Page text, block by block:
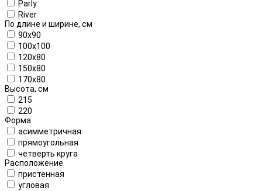
Parly
River
По длине и ширине, см
90x90
100x100
120x80
150x80
170x80
Высота, см
215
220
Форма
асимметричная
прямоугольная
четверть круга
Расположение
пристенная
угловая